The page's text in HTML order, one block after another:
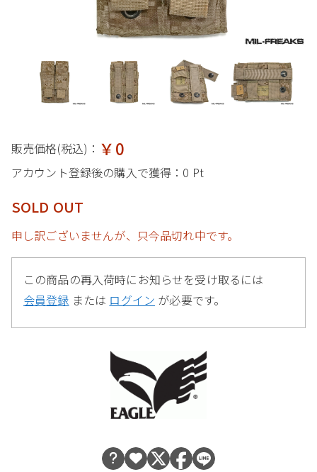
販売価格(税込)： ￥0
アカウント登録後の購入で獲得： 0 Pt
SOLD OUT
申し訳ございませんが、只今品切れ中です。
この商品の再入荷時にお知らせを受け取るには
会員登録 または ログイン が必要です。